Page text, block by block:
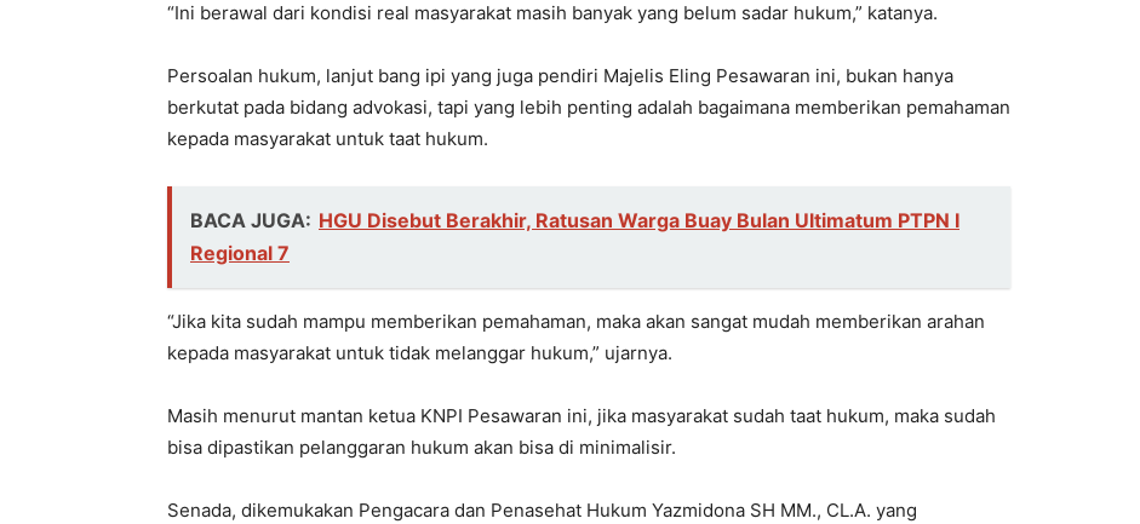
“Ini berawal dari kondisi real masyarakat masih banyak yang belum sadar hukum,” katanya.
Persoalan hukum, lanjut bang ipi yang juga pendiri Majelis Eling Pesawaran ini, bukan hanya
berkutat pada bidang advokasi, tapi yang lebih penting adalah bagaimana memberikan pemahaman
kepada masyarakat untuk taat hukum.
BACA JUGA: HGU Disebut Berakhir, Ratusan Warga Buay Bulan Ultimatum PTPN I
Regional 7
“Jika kita sudah mampu memberikan pemahaman, maka akan sangat mudah memberikan arahan
kepada masyarakat untuk tidak melanggar hukum,” ujarnya.
Masih menurut mantan ketua KNPI Pesawaran ini, jika masyarakat sudah taat hukum, maka sudah
bisa dipastikan pelanggaran hukum akan bisa di minimalisir.
Senada, dikemukakan Pengacara dan Penasehat Hukum Yazmidona SH MM., CL.A. yang